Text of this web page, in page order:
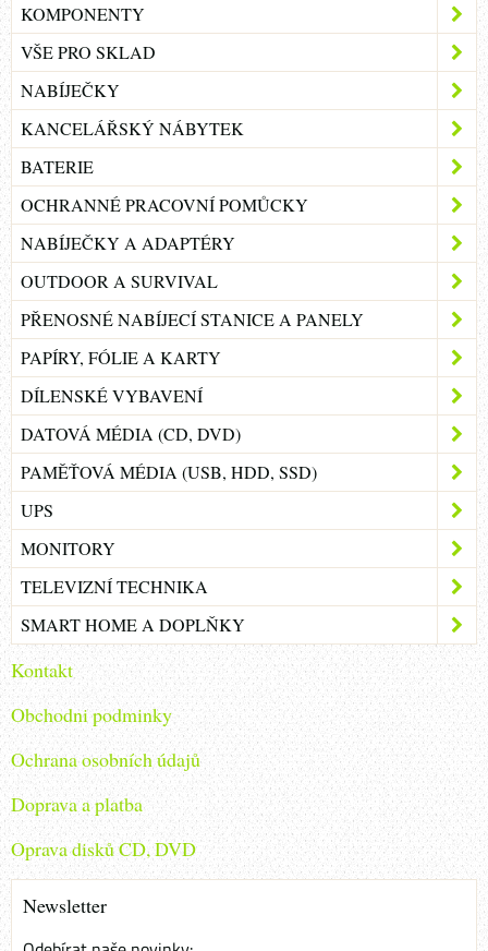
KOMPONENTY
VŠE PRO SKLAD
NABÍJEČKY
KANCELÁŘSKÝ NÁBYTEK
BATERIE
OCHRANNÉ PRACOVNÍ POMŮCKY
NABÍJEČKY A ADAPTÉRY
OUTDOOR A SURVIVAL
PŘENOSNÉ NABÍJECÍ STANICE A PANELY
PAPÍRY, FÓLIE A KARTY
DÍLENSKÉ VYBAVENÍ
DATOVÁ MÉDIA (CD, DVD)
PAMĚŤOVÁ MÉDIA (USB, HDD, SSD)
UPS
MONITORY
TELEVIZNÍ TECHNIKA
SMART HOME A DOPLŇKY
Kontakt
Obchodni podminky
Ochrana osobních údajů
Doprava a platba
Oprava disků CD, DVD
Newsletter